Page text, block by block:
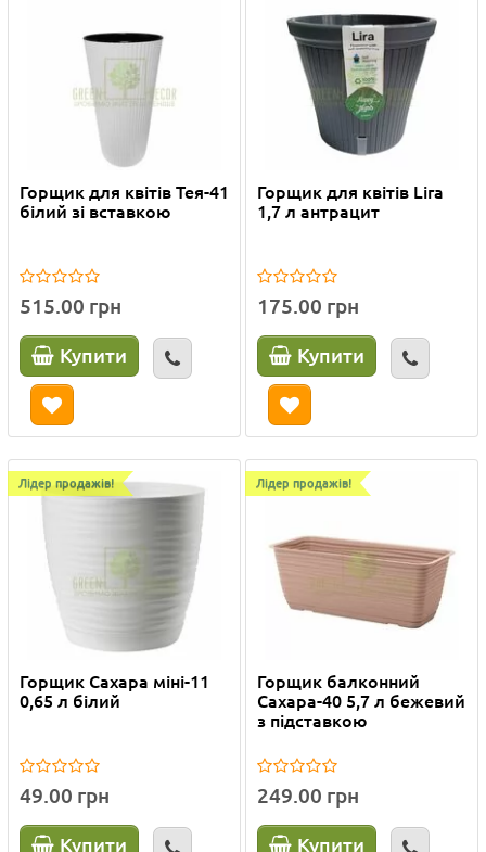
Горщик для квітів Тея-41
білий зі вставкою
515.00 грн
Купити
Горщик для квітів Lira
1,7 л антрацит
175.00 грн
Купити
Лідер продажів!
Горщик Сахара міні-11
0,65 л білий
49.00 грн
Купити
Лідер продажів!
Горщик балконний
Сахара-40 5,7 л бежевий
з підставкою
249.00 грн
Купити